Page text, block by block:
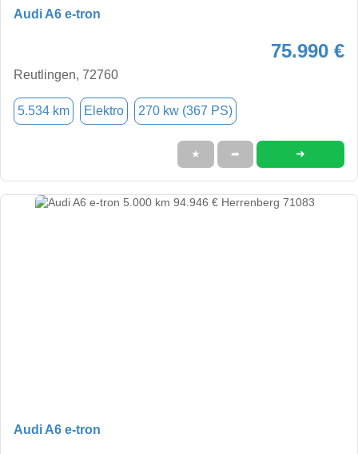
Audi A6 e-tron
75.990 €
Reutlingen, 72760
5.534 km Elektro 270 kw (367 PS)
★ ➦ ➜
Audi A6 e-tron